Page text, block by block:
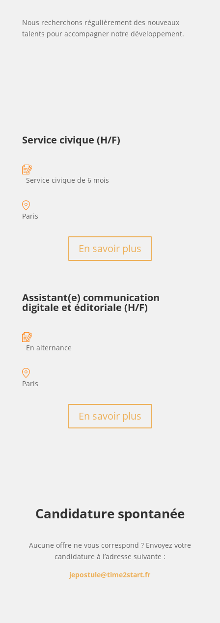
Nous recherchons régulièrement des nouveaux
talents pour accompagner notre développement.
Service civique (H/F)
Service civique de 6 mois
Paris
En savoir plus
Assistant(e) communication
digitale et éditoriale (H/F)
En alternance
Paris
En savoir plus
Candidature spontanée
Aucune offre ne vous correspond ? Envoyez votre
candidature à l’adresse suivante :
jepostule@time2start.fr